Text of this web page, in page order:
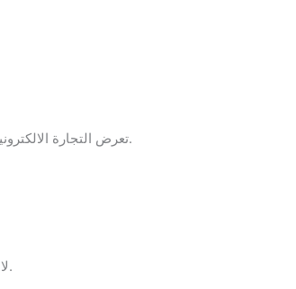
2- تعرض التجارة الالكترونية لعمليات الاحتيال والخداع بسبب عدم القدرة على التحقق من الهوية.
4- لا تقع تحت طائلة القانون العام مما يتسبب في ضياع الكثير من الحقوق.